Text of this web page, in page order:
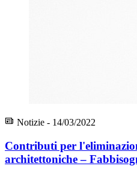
Notizie - 14/03/2022
Contributi per
architettoniche –